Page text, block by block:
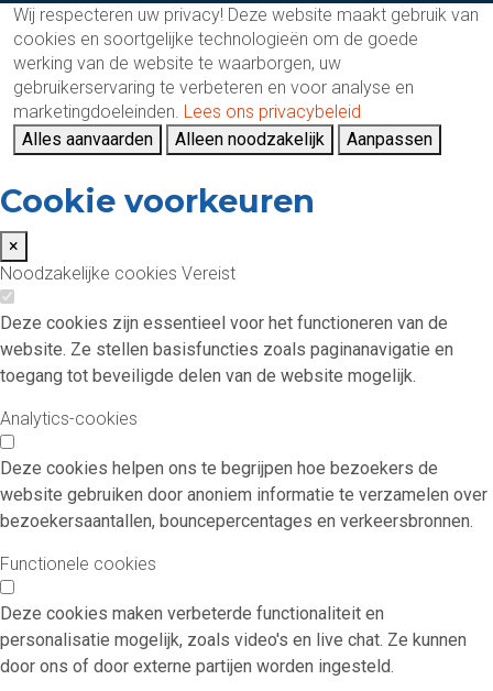
Wij respecteren uw privacy! Deze website maakt gebruik van
cookies en soortgelijke technologieën om de goede
werking van de website te waarborgen, uw
gebruikerservaring te verbeteren en voor analyse en
marketingdoeleinden. Lees ons privacybeleid
Alles aanvaarden
Alleen noodzakelijk Aanpassen
Cookie voorkeuren
×
Noodzakelijke cookies Vereist
Deze cookies zijn essentieel voor het functioneren van de
website. Ze stellen basisfuncties zoals paginanavigatie en
toegang tot beveiligde delen van de website mogelijk.
Analytics-cookies
Deze cookies helpen ons te begrijpen hoe bezoekers de
website gebruiken door anoniem informatie te verzamelen over
bezoekersaantallen, bouncepercentages en verkeersbronnen.
Functionele cookies
Deze cookies maken verbeterde functionaliteit en
personalisatie mogelijk, zoals video's en live chat. Ze kunnen
door ons of door externe partijen worden ingesteld.